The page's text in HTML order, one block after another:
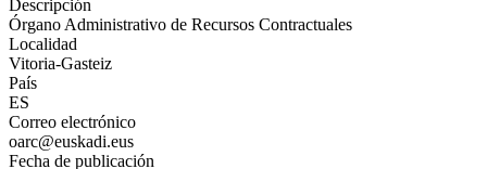
Descripción
Órgano Administrativo de Recursos Contractuales
Localidad
Vitoria-Gasteiz
País
ES
Correo electrónico
oarc@euskadi.eus
Fecha de publicación